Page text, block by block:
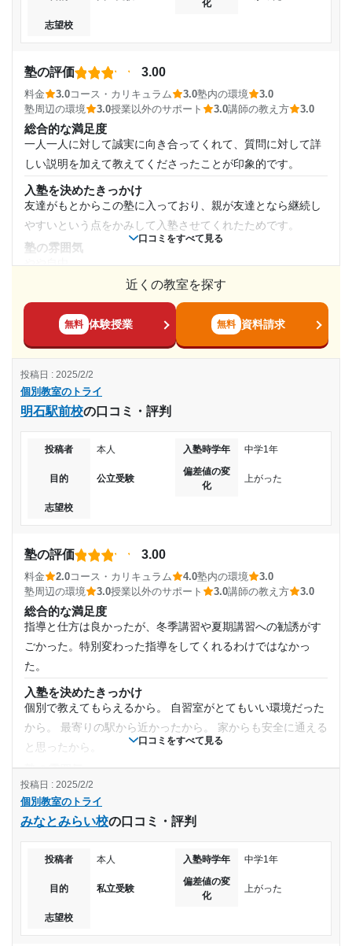
人生で1番勉強することができたから。勉強を通して、
多角的な思考力が身につき、人として成長できたように
志望校と合格状況
第一志望校：
第二志望校：
第三志望校：
個別教室のトライ 京橋駅前校の口コミをもっと見る
通塾頻度
週2日
1日あたりの授業時間
2時間～3時間未満
〜10,000円
目的の達成度
目的の達成理由
来たから。 偏差値が上がり、勉強が好きになったか
ら。
個別教室のトライ 千葉駅前校の口コミをもっと見る
コースのことは親に任せきりだったのでよく覚えていない
が、２つ上の先輩は、コースを何度か切り替えていたらし
講師の教え方
れる先生だった。プライベートの話も沢山できるような先生
だった。親しみやすかった。
塾内の環境
毎日先生が掃除をしていた。 それを見ていたから美化されて
ていた。
塾周辺の環境
教室に入れば気持ちが自然と学習モードになるような空気感
してくれていたと思う。
授業以外のサポート
(相談・面談、家庭学習のサポート、授業以外のコミュニケーション等)
授業以外も楽しくコミュニケーションをとってくれる先生が
多かった。それがモチベーションに繋がったし、その時間が
いた。
利用詳細
2017年以前〜2019年2月(1年以上)
入塾時の学年
受講コース
通年
通塾頻度
週2日
1日あたりの授業時間
1時間～2時間未満
月額料金
〜10,000円
目的の達成度
口コミをすべて見る
化
志望校
塾の評価 3.00
料金 3.0コース・カリキュラム 3.0塾内の環境
3.0
塾周辺の環境
3.0授業以外のサポート 3.0講師の教え方 3.0
総合的な満足度
一人一人に対して誠実に向き合ってくれて、質問に対して詳
しい説明を加えて教えてくださったことが印象的です。
入塾を決めたきっかけ
友達がもとからこの塾に入っており、親が友達となら継続し
やすいという点をかみして入塾させてくれたためです。
塾の雰囲気
他の塾と比べると少し高く感じるところがありましたが、サ
ービス内容を加味すると妥当かそれ以上な物だと感じまし
た。
選択できるものがあり、私は英語を中心とした物を選択して
いましたが、特化した先生が丁寧に教えて下さりとても心地
よい物でした。
とても優しい方ばかりで、不満に感じるようなことはほとん
どありませんでした。また、大人なかたがおおく学生に中心
塾内の環境
ありました。また、トイレが少し汚く違う建物のトイレを利
用していました。
塾周辺の環境
周りにコンビニやカラオケなど誘惑となるような建物のが多
く、周りの人を見ると自分の感情をコントロールすることが
むずかしたかったです。
授業以外のサポート
面談は毎回あるものではありませんでしたが、じぶんからし
たいとお願いすると紳士に対応してくださりましたので満足
できましたり
通塾期間
2022年3月〜2023年1月(11ヶ月)
入塾時の学年
高校3年
受講コース
近くの教室を探す
無料 体験授業 無料 資料請求
口コミをすべて見る
個別教室のトライ
明石駅前校の口コミ・評判
投稿日 : 2025/2/2
投稿者 本人 入塾時学年 中学1年
目的 公立受験
偏差値の変
化
上がった
志望校
塾の評価 3.00
料金 2.0コース・カリキュラム 4.0塾内の環境
3.0
塾周辺の環境
3.0授業以外のサポート 3.0講師の教え方 3.0
総合的な満足度
指導と仕方は良かったが、冬季講習や夏期講習への勧誘がす
ごかった。特別変わった指導をしてくれるわけではなかっ
た。
入塾を決めたきっかけ
個別で教えてもらえるから。 自習室がとてもいい環境だった
から。 最寄りの駅から近かったから。 家からも安全に通える
と思ったから。
どちらとも言えない
料金
夏期講習や冬季講習の料金が高すぎる。どの塾も高いと思い
なくても正直そこまで変わらなかったかなと思います。
コース・カリキュラム
コースは十分だと思います。英語が得意だったのでそのコー
スで学ぶことができたのはとてもいいことだったと今でも思
個別教室のトライ
みなとみらい校の口コミ・評判
投稿日 : 2025/2/2
投稿者 本人 入塾時学年 中学1年
目的 私立受験
偏差値の変
化
上がった
志望校